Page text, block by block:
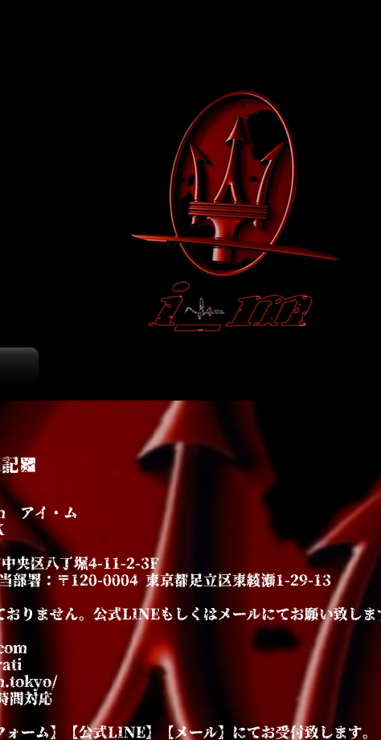
記■
アイ・ム
央区八丁堀4-11-2-3F
部署：〒120-0004 東京都足立区東綾瀬1-29-13
りません。公式LINEもしくはメールにてお願い致しま
間対応
ーム】【公式LINE】【メール】にてお受付致します。